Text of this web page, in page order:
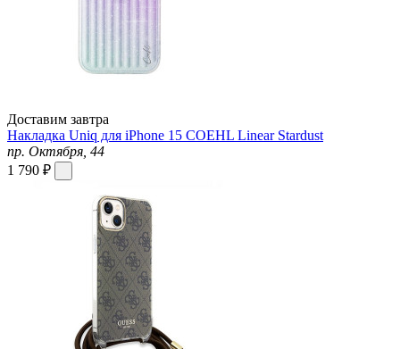
Доставим завтра
Накладка Uniq для iPhone 15 COEHL Linear Stardust
пр. Октября, 44
1 790 ₽